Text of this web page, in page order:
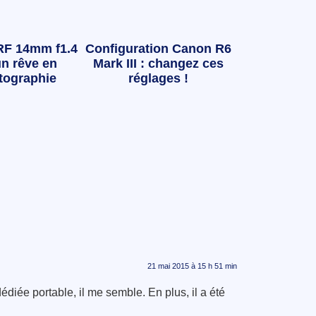
14mm f1.4
rêve en
Configuration Canon R6
Mark III : changez ces
réglages !
21 mai 2015 à 15 h 51 min
portable, il me semble. En plus, il a été